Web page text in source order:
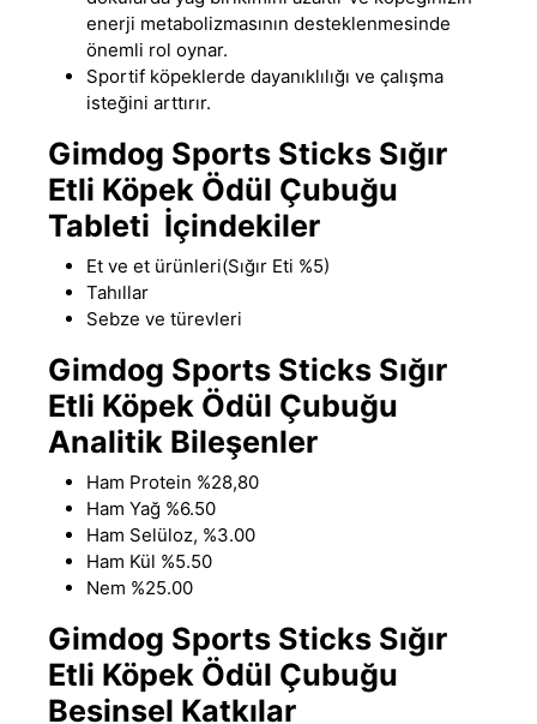
enerji metabolizmasının desteklenmesinde
önemli rol oynar.
Sportif köpeklerde dayanıklılığı ve çalışma
isteğini arttırır.
Gimdog Sports Sticks Sığır
Etli Köpek Ödül Çubuğu
Tableti İçindekiler
Et ve et ürünleri(Sığır Eti %5)
Tahıllar
Sebze ve türevleri
Gimdog Sports Sticks Sığır
Etli Köpek Ödül Çubuğu
Analitik Bileşenler
Ham Protein %28,80
Ham Yağ %6.50
Ham Selüloz, %3.00
Ham Kül %5.50
Nem %25.00
Gimdog Sports Sticks Sığır
Etli Köpek Ödül Çubuğu
Besinsel Katkılar